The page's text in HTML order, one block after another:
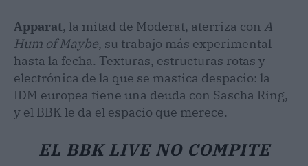
Apparat, la mitad de Moderat, aterriza con A
Hum of Maybe, su trabajo más experimental
hasta la fecha. Texturas, estructuras rotas y
electrónica de la que se mastica despacio: la
IDM europea tiene una deuda con Sascha Ring,
y el BBK le da el espacio que merece.
EL BBK LIVE NO COMPITE